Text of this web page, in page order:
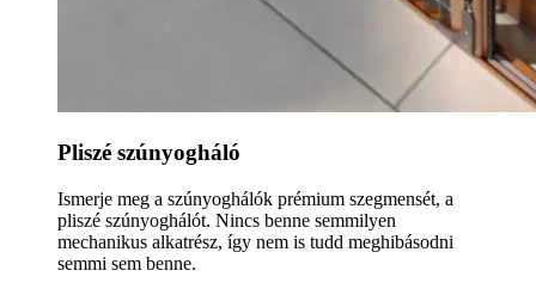
Pliszé szúnyogháló
Ismerje meg a szúnyoghálók prémium szegmensét, a
pliszé szúnyoghálót. Nincs benne semmilyen
mechanikus alkatrész, így nem is tudd meghibásodni
semmi sem benne.